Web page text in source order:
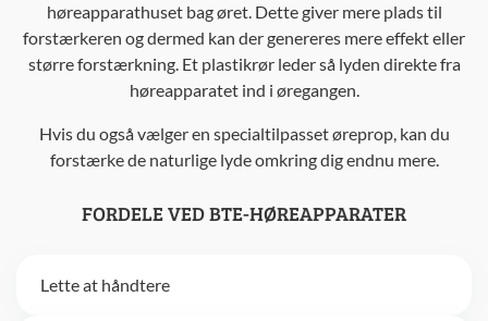
høreapparathuset bag øret. Dette giver mere plads til
forstærkeren og dermed kan der genereres mere effekt eller
større forstærkning. Et plastikrør leder så lyden direkte fra
høreapparatet ind i øregangen.
Hvis du også vælger en specialtilpasset øreprop, kan du
forstærke de naturlige lyde omkring dig endnu mere.
FORDELE VED BTE-HØREAPPARATER
Lette at håndtere